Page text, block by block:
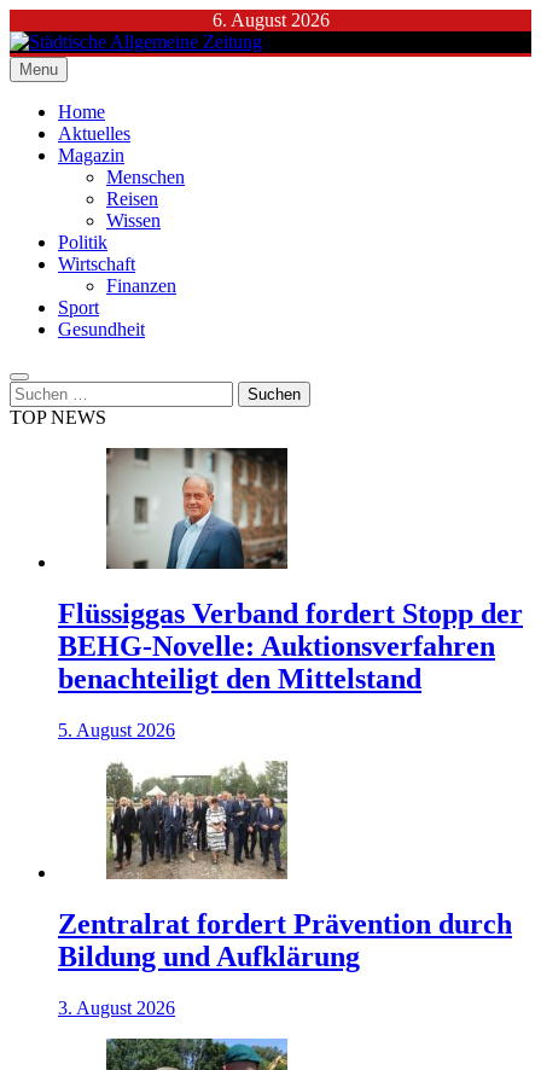
to
content
6. August 2026
Städtische Allgemeine Zeitung
Menu
Home
Aktuelles
Magazin
Menschen
Reisen
Wissen
Politik
Wirtschaft
Finanzen
Sport
Gesundheit
Suchen
nach:
TOP NEWS
Flüssiggas Verband fordert Stopp der
BEHG-Novelle: Auktionsverfahren
benachteiligt den Mittelstand
5. August 2026
Zentralrat fordert Prävention durch
Bildung und Aufklärung
3. August 2026